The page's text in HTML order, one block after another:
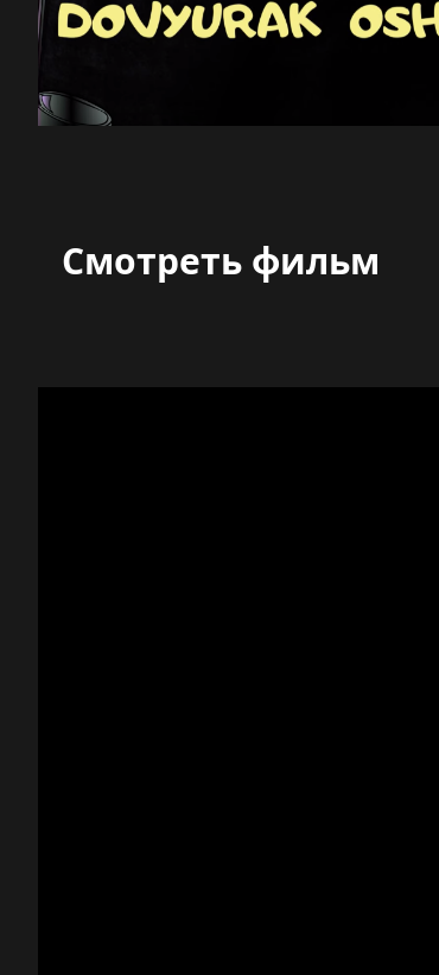
Смотреть фильм